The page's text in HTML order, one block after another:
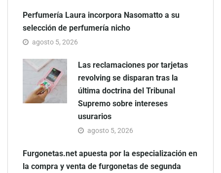
Perfumería Laura incorpora Nasomatto a su
selección de perfumería nicho
agosto 5, 2026
Las reclamaciones por tarjetas
revolving se disparan tras la
última doctrina del Tribunal
Supremo sobre intereses
usurarios
agosto 5, 2026
Furgonetas.net apuesta por la especialización en
la compra y venta de furgonetas de segunda